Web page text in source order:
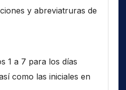
y abreviatruras de
1 a 7 para los días
como las iniciales en